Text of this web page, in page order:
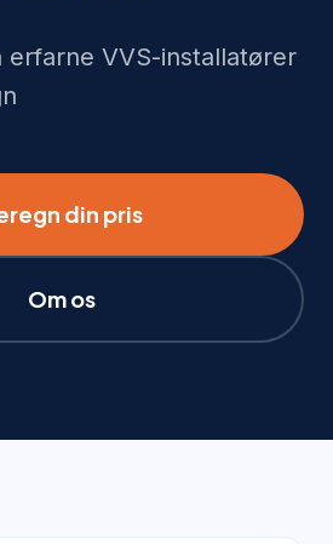
erfarne VVS-installatører
din pris
Om os